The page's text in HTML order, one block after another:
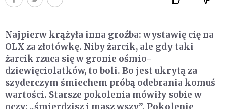
Najpierw krążyła inna groźba: wystawię cię na
OLX za złotówkę. Niby żarcik, ale gdy taki
żarcik rzuca się w gronie ośmio-
dziewięciolatków, to boli. Bo jest ukrytą za
szyderczym śmiechem próbą odebrania komuś
wartości. Starsze pokolenia mówiły sobie w